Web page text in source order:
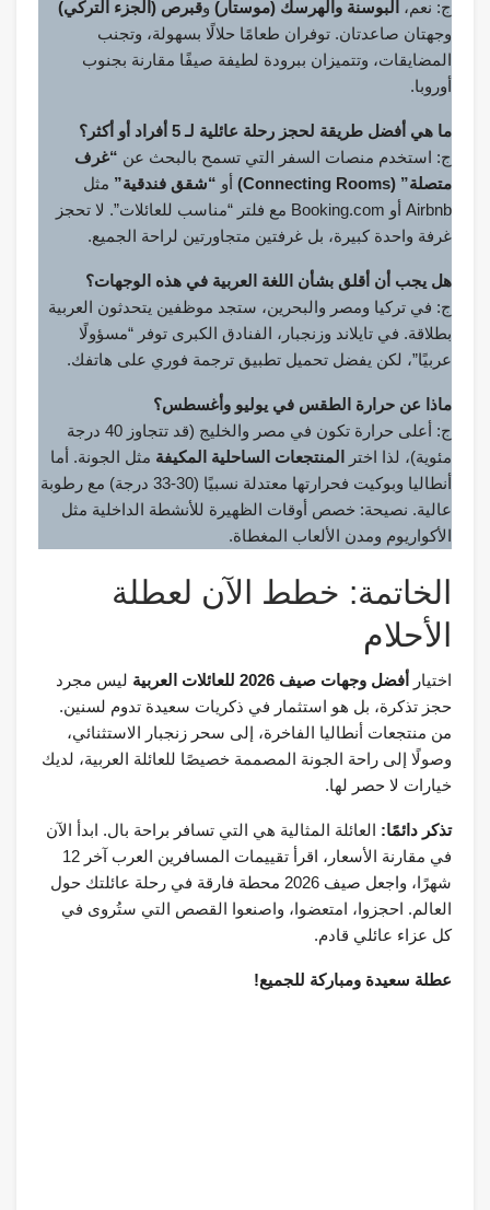
ج: نعم، البوسنة والهرسك (موستار) وقبرص (الجزء التركي)
وجهتان صاعدتان. توفران طعامًا حلالًا بسهولة، وتجنب
المضايقات، وتتميزان ببرودة لطيفة صيفًا مقارنة بجنوب
أوروبا.
ما هي أفضل طريقة لحجز رحلة عائلية لـ 5 أفراد أو أكثر؟
ج: استخدم منصات السفر التي تسمح بالبحث عن “غرف
متصلة” (Connecting Rooms)
أو “شقق فندقية” مثل
Airbnb أو Booking.com مع فلتر “مناسب للعائلات”. لا تحجز
غرفة واحدة كبيرة، بل غرفتين متجاورتين لراحة الجميع.
هل يجب أن أقلق بشأن اللغة العربية في هذه الوجهات؟
ج: في تركيا ومصر والبحرين، ستجد موظفين يتحدثون العربية
بطلاقة. في تايلاند وزنجبار، الفنادق الكبرى توفر “مسؤولًا
عربيًا”، لكن يفضل تحميل تطبيق ترجمة فوري على هاتفك.
ماذا عن حرارة الطقس في يوليو وأغسطس؟
ج: أعلى حرارة تكون في مصر والخليج (قد تتجاوز 40 درجة
مئوية)، لذا اختر
المنتجعات الساحلية المكيفة مثل الجونة. أما
أنطاليا وبوكيت فحرارتها معتدلة نسبيًا (30-33 درجة) مع رطوبة
عالية. نصيحة: خصص أوقات الظهيرة للأنشطة الداخلية مثل
الأكواريوم ومدن الألعاب المغطاة.
الخاتمة: خطط الآن لعطلة
الأحلام
اختيار أفضل وجهات صيف 2026 للعائلات العربية
ليس مجرد
حجز تذكرة، بل هو استثمار في ذكريات سعيدة تدوم لسنين.
من منتجعات أنطاليا الفاخرة، إلى سحر زنجبار الاستثنائي،
وصولًا إلى راحة الجونة المصممة خصيصًا للعائلة العربية، لديك
خيارات لا حصر لها.
تذكر دائمًا: العائلة المثالية هي التي تسافر براحة بال. ابدأ الآن
في مقارنة الأسعار، اقرأ تقييمات المسافرين العرب آخر 12
شهرًا، واجعل صيف 2026 محطة فارقة في رحلة عائلتك حول
العالم. احجزوا، امتعضوا، واصنعوا القصص التي ستُروى في
كل عزاء عائلي قادم.
عطلة سعيدة ومباركة للجميع!